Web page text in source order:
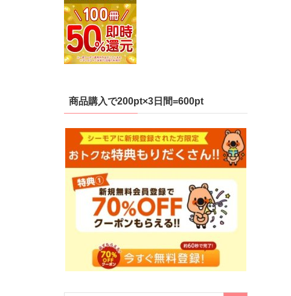
商品購入で200pt×3日間=600pt